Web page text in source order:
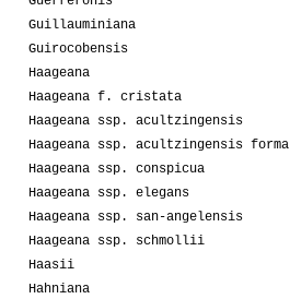
Guillauminiana
Guirocobensis
Haageana
Haageana f. cristata
Haageana ssp. acultzingensis
Haageana ssp. acultzingensis forma
Haageana ssp. conspicua
Haageana ssp. elegans
Haageana ssp. san-angelensis
Haageana ssp. schmollii
Haasii
Hahniana